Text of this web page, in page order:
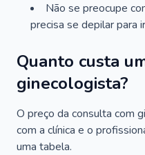
Não se preocupe
precisa se depilar para
Quanto custa
ginecologista?
O preço da consulta com
com a clínica e o
uma tabela.